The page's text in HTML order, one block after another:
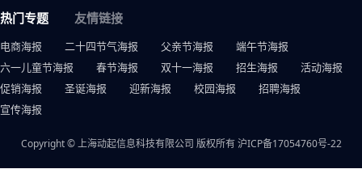
热门专题 友情链接
电商海报 二十四节气海报 父亲节海报
端午节海报
六一儿童节海报
春节海报 双十一海报 招生海报
活动海报
促销海报
圣诞海报 迎新海报 校园海报
招聘海报
宣传海报
Copyright © 上海动起信息科技有限公司 版权所有沪ICP备17054760号-22